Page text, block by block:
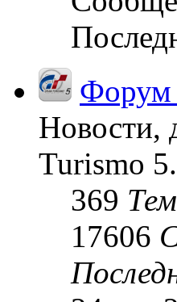
Форум
Новости,
Turismo 5.
369
17606